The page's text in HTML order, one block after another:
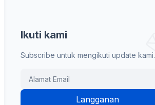
Ikuti kami
Subscribe untuk mengikuti update kami.